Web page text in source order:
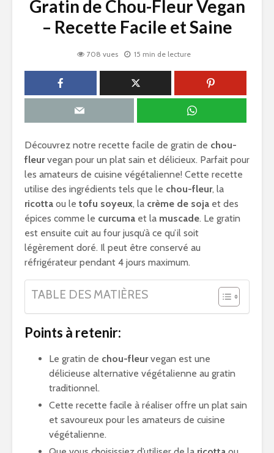
Gratin de Chou-Fleur Vegan
– Recette Facile et Saine
708 vues 15 min de lecture
Découvrez notre recette facile de gratin de chou-
fleurvegan pour un plat sain et délicieux. Parfait pour
les amateurs de cuisine végétalienne! Cette recette
utilise des ingrédients tels que le chou-fleur, la
ricotta ou le tofu soyeux, la crème de soja et des
épices comme le curcuma et la muscade. Le gratin
est ensuite cuit au four jusqu’à ce qu’il soit
légèrement doré. Il peut être conservé au
réfrigérateur pendant 4 jours maximum.
TABLE DES MATIÈRES
Points à retenir:
Le gratin de chou-fleurvegan est une
délicieuse alternative végétalienne au gratin
traditionnel.
Cette recette facile à réaliser offre un plat sain
et savoureux pour les amateurs de cuisine
végétalienne.